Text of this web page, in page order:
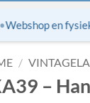
en
/
–